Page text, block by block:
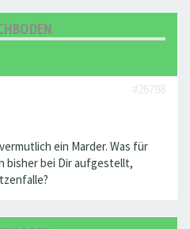
#26798
ein Marder. Was für
bisher bei Dir aufgestellt,